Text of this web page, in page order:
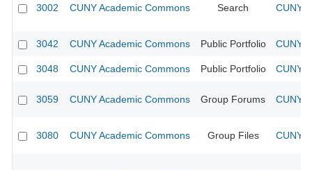
3002 CUNY Academic Commons Search CUNY
3042 CUNY Academic Commons Public Portfolio CUNY
3048 CUNY Academic Commons Public Portfolio CUNY
3059 CUNY Academic Commons Group Forums CUNY
3080 CUNY Academic Commons Group Files CUNY